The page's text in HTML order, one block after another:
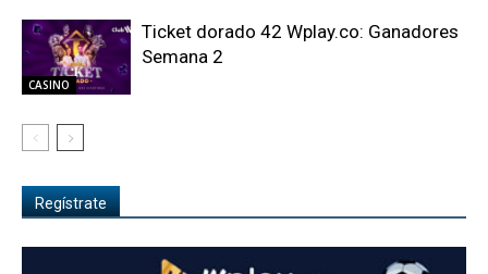
CASINO
Ticket dorado 42 Wplay.co: Ganadores
Semana 2
Regístrate